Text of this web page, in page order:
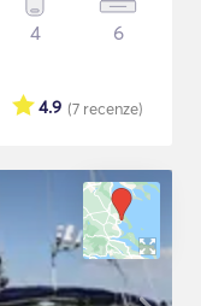
4 6
(7 recenze)
4.9